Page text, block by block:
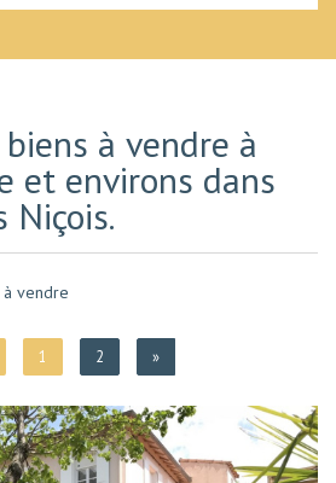
à vendre à
et environs dans
Niçois.
à vendre
1 2 »